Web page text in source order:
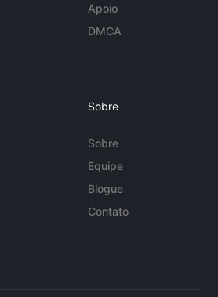
Apoio
DMCA
Sobre
Sobre
Equipe
Blogue
Contato